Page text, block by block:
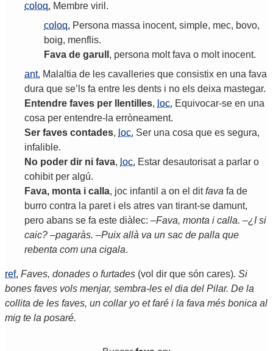
coloq. Membre viril .
coloq. Persona massa inocent, simple, mec, bovo,
boig, menflis.
Fava de garull , persona molt fava o molt inocent.
ant. Malaltia de les cavalleries que consistix en una fava
dura que se’ ls fa entre les dents i no els deixa mastegar.
Entendre faves per llentilles, loc. Equivocar-se en una
cosa per entendre- la erròneament.
Ser faves contades, loc. Ser una cosa que es segura,
infalible.
No poder dir ni fava, loc. Estar desautorisat a parlar o
cohibit per algú.
Fava, monta i calla, joc infantil a on el dit fava fa de
burro contra la paret i els atres van tirant-se damunt,
pero abans se fa este diàlec: –Fava, monta i calla. –¿ I si
caic? –pagaràs. –Puix allà va un sac de palla que
rebenta com una cigala.
ref. Faves, donades o furtades (vol dir que són cares). Si
bones faves vols menjar, sembra-les el dia del Pilar. De la
collita de les faves, un collar yo et faré i la fava més bonica al
mig te la posaré.